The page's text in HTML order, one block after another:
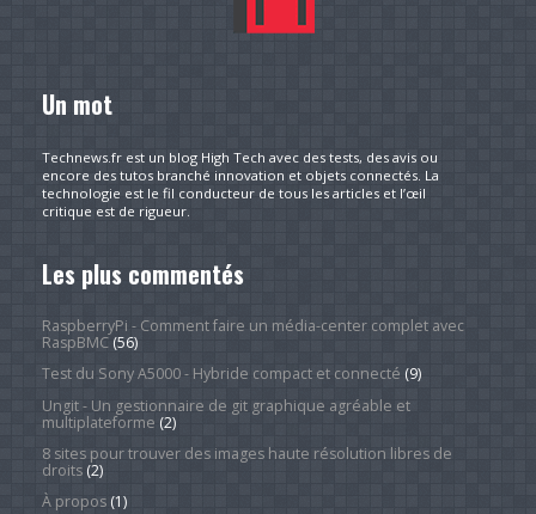
Un mot
Technews.fr est un blog High Tech avec des tests, des avis ou
encore des tutos branché innovation et objets connectés. La
technologie est le fil conducteur de tous les articles et l’œil
critique est de rigueur.
Les plus commentés
RaspberryPi - Comment faire un média-center complet avec
RaspBMC(56)
Test du Sony A5000 - Hybride compact et connecté (9)
Ungit - Un gestionnaire de git graphique agréable et
multiplateforme (2)
8 sites pour trouver des images haute résolution libres de
droits(2)
À propos(1)